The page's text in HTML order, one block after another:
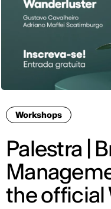
Workshops
Palestra |
the official